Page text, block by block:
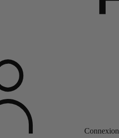
Connexion